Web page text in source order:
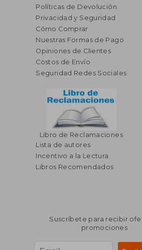
Políticas de Devolución
Privacidad y Seguridad
Cómo Comprar
Nuestras Formas de Pago
Opiniones de Clientes
Costos de Envío
Seguridad Redes Sociales
Libro de Reclamaciones
Lista de autores
Incentivo a la Lectura
Libros Recomendados
Suscríbete para recibir
promociones